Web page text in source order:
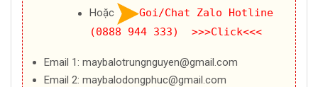
Hoặc
Goi/Chat Zalo Hotline
(0888 944 333) >>>Click<<<
Email 1: maybalotrungnguyen@gmail.com
Email 2: maybalodongphuc@gmail.com